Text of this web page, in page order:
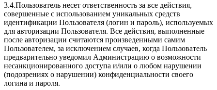
3.4.Пользователь несет ответственность за все действия,
совершенные с использованием уникальных средств
идентификации Пользователя (логин и пароль), используемых
для авторизации Пользователя. Все действия, выполненные
после авторизации считаются произведенными самим
Пользователем, за исключением случаев, когда Пользователь
предварительно уведомил Администрацию о возможности
несанкционированного доступа и/или о любом нарушении
(подозрениях о нарушении) конфиденциальности своего
логина и пароля.